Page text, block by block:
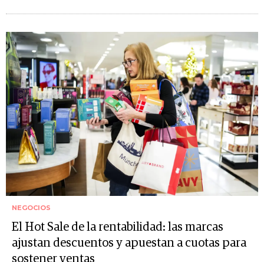
NEGOCIOS
El Hot Sale de la rentabilidad: las marcas
ajustan descuentos y apuestan a cuotas para
sostener ventas